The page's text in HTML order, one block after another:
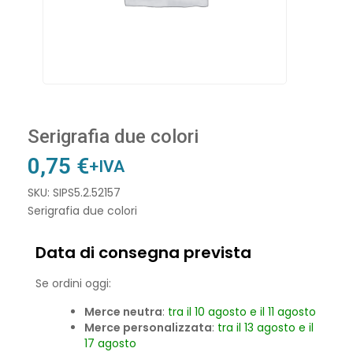
Serigrafia due colori
0,75 €+IVA
SKU: SIPS5.2.52157
Serigrafia due colori
Data di consegna prevista
Se ordini oggi:
Merce neutra: tra il 10 agosto e il 11 agosto
Merce personalizzata: tra il 13 agosto e il
17 agosto